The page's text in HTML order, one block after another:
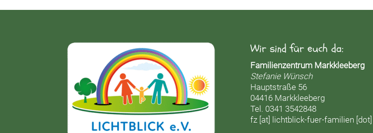
Wir sind für euch da:
Familienzentrum Markkleeberg
Stefanie Wünsch
Hauptstraße 56
04416 Markkleeberg
Tel. 0341 3542848
fz [at] lichtblick-fuer-familien [dot]